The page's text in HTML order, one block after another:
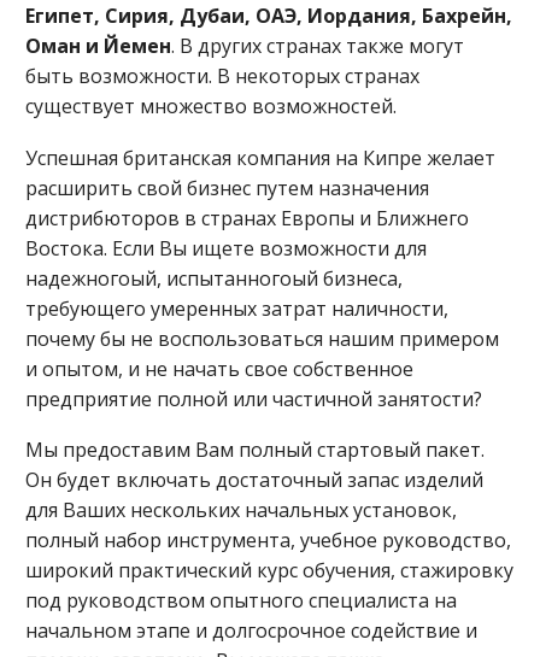
Египет, Сирия, Дубаи, ОАЭ, Иордания, Бахрейн,
Оман и Йемен. В других странах также могут
быть возможности. В некоторых странах
существует множество возможностей.
Успешная британская компания на Кипре желает
расширить свой бизнес путем назначения
дистрибюторов в странах Европы и Ближнего
Востока. Если Вы ищете возможности для
надежногоый, испытанногоый бизнеса,
требующего умеренных затрат наличности,
почему бы не воспользоваться нашим примером
и опытом, и не начать свое собственное
предприятие полной или частичной занятости?
Мы предоставим Вам полный стартовый пакет.
Он будет включать достаточный запас изделий
для Ваших нескольких начальных установок,
полный набор инструмента, учебное руководство,
широкий практический курс обучения, стажировку
под руководством опытного специалиста на
начальном этапе и долгосрочное содействие и